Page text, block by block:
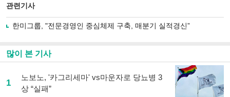
로
기
기
관련기사
한미그룹, "전문경영인 중심체제 구축, 매분기 실적경신”
많이 본 기사
1
노보노, '카그리세마' vs마운자로 당뇨병 3
상 “실패”